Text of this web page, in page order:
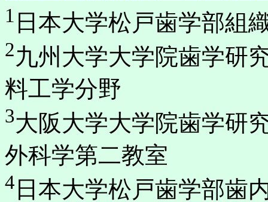
1 日本大学松戸歯学部組
2九州大学大学院歯学研
料工学分野
3大阪大学大学院歯学研
外科学第二教室
4 日本大学松戸歯学部歯